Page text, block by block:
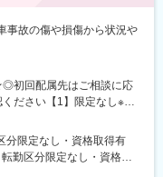
、京口駅、北条町駅、志染
西脇市駅、大和高田駅、五
良県)、紀伊田辺駅、紀伊
次駅、三原駅、府中駅(広
穴吹駅、吉成駅、宇和島
羽犬塚駅、大牟田駅、唐津
館駅、本諫早駅、大学病
事故の傷や損傷から状況や
初回配属先はご相談に応
ださい【1】限定なし※全
を含むブロック（2）「主
地から通勤可能な都道府県
分限定なし・資格取得有
勤区分限定なし・資格取